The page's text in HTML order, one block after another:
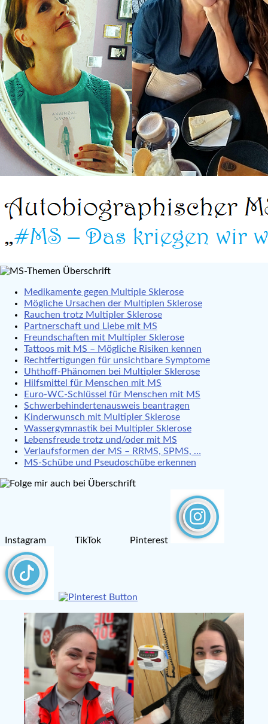
Medikamente gegen Multiple Sklerose
Mögliche Ursachen der Multiplen Sklerose
Rauchen trotz Multipler Sklerose
Partnerschaft und Liebe mit MS
Freundschaften mit Multipler Sklerose
Tattoos mit MS – Mögliche Risiken kennen
Rechtfertigungen für unsichtbare Symptome
Uhthoff-Phänomen bei Multipler Sklerose
Hilfsmittel für Menschen mit MS
Euro-WC-Schlüssel für Menschen mit MS
Schwerbehindertenausweis beantragen
Kinderwunsch mit Multipler Sklerose
Wassergymnastik bei Multipler Sklerose
Lebensfreude trotz und/oder mit MS
Verlaufsformen der MS – RRMS, SPMS, …
MS-Schübe und Pseudoschübe erkennen
Instagram TikTok Pinterest